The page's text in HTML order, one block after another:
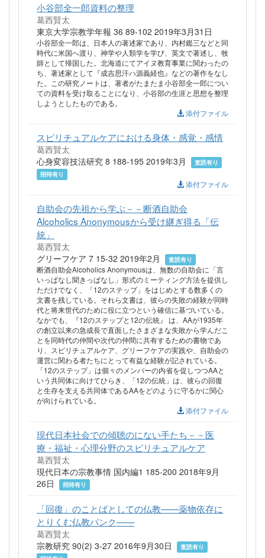
小谷部全一郎資料の整理
葛西賢太
東京大学宗教学年報 36 89-102 2019年3月31日
小谷部全一郎は、日本人の著述家であり、内村鑑三などと同
時代に米国へ渡り、神学や人類学を学び、英文で著述し、牧
師として帰国した。北海道にてアイヌ教育事業に関わったの
ち、著述家として『成吉思汗ハ源義経也』などの著作をなし
た。この研究ノートは、著者がたまたま小谷部全一郎につい
ての資料を受け取ることになり、小谷部の生涯と思想を整理
しようとしたものである。
添付ファイル
スピリチュアルケアにおける身体・感覚・感情
葛西賢太
心身変容技法研究 8 188-195 2019年3月
査読有り
招待有り
添付ファイル
自助会の先祖から学ぶ－－断酒自助会
Alcoholics Anonymousから受け継ぎ得る「伝
統」
葛西賢太
グリーフケア 7 15-32 2019年2月
査読有り
断酒自助会Alcoholics Anonymousは、無数の自助会に「言
いっぱなし聞きっぱなし」形式のミーティング方法を提供し
ただけでなく、「12のステップ」をはじめとする数多くの
文書を残している。それら文書は、彼らの失敗の経験が同時
代と将来世代のために役に立つという確信に基づいている。
なかでも、『12のステップと12の伝統』 は、AAが1935年
の創立以来の急成長で直面したさまざまな失敗から学んだこ
とを同時代の仲間や次代の仲間に共有するための書物であ
り、スピリチュアルケア、グリーフケアの実践や、自助会の
運営に関わる者たちにとって有益な経験が記されている。
「12のステップ」は個々のメンバーの内省を促しつつAAと
いう共同体に向けてひらき、「12の伝統」は、彼らの回復
と生存を支える共同体であるAAをどのように守るかに関心
が向けられている。
添付ファイル
現代日本社会での傾聴のにない手たち－－医
療・福祉・心理分野のスピリチュアルケア
葛西賢太
現代日本の宗教事情 国内編1 185-200 2018年9月
26日
招待有り
「回復」のことばとしての仏教——薬物依存に
とりくむ仏教パンク——
葛西賢太
宗教研究 90(2) 3-27 2016年9月30日
査読有り